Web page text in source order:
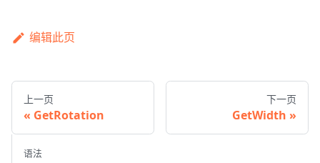
编辑此页
上一页
GetRotation
下一页
GetWidth
语法